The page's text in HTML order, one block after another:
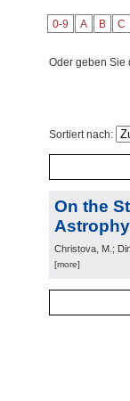
0-9 A B C
Oder geben Sie
Sortiert nach:
On the
Christova, M.;
[more]